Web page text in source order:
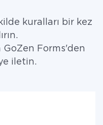
kuralları bir kez
GoZen Forms'den
iletin.